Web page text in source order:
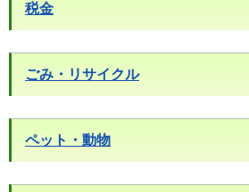
税金
ごみ・リサイクル
ペット・動物